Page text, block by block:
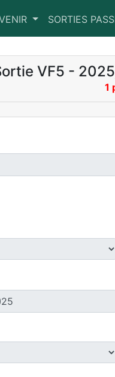
SORTIES
VF5 -
1